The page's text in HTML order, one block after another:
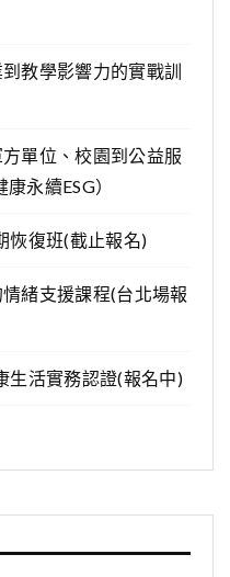
教學影響力的實戰訓
單位、校園到公益服
永續ESG）
恢復班(截止報名)
緒支援課程(台北場報
生活實務認證(報名中)